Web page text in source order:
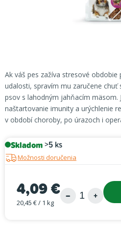
Ak váš pes zažíva stresové
udalosti, spravím mu zaručene
psov s lahodným jahňacím mäsom.
naštartovanie imunity a urýchlenie
v období choroby, po úrazoch i
Skladom>5 ks
Možnosti doručenia
4,09 €
Jednotková cena:
20,45 € / 1 kg